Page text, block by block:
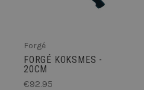
Forgé
FORGÉ KOKSMES -
20CM
€92.95